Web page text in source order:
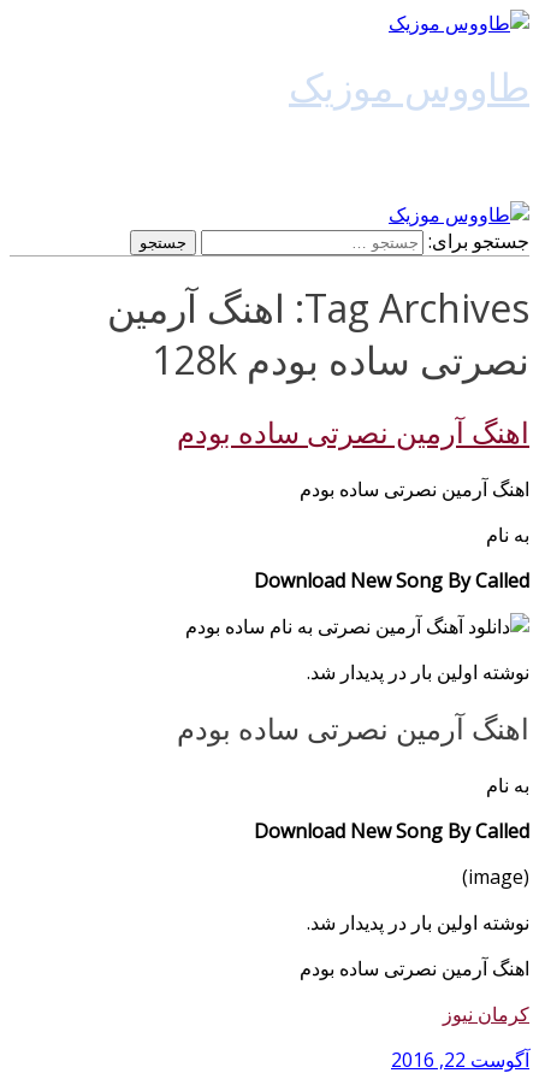
طاووس موزیک
جستجو برای:
Tag Archives: اهنگ آرمین
نصرتی ساده بودم 128k
اهنگ آرمین نصرتی ساده بودم
اهنگ آرمین نصرتی ساده بودم
به نام
Download New Song By Called
نوشته اولین بار در پدیدار شد.
اهنگ آرمین نصرتی ساده بودم
به نام
Download New Song By Called
(image)
نوشته اولین بار در پدیدار شد.
اهنگ آرمین نصرتی ساده بودم
کرمان نیوز
آگوست 22, 2016